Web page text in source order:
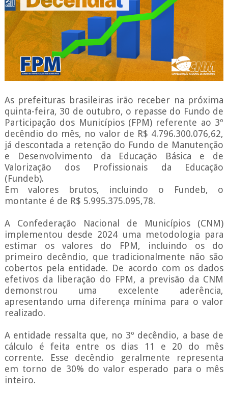
As prefeituras brasileiras irão receber na próxima
quinta-feira, 30 de outubro, o repasse do Fundo de
Participação dos Municípios (FPM) referente ao 3º
decêndio do mês, no valor de R$ 4.796.300.076,62,
já descontada a retenção do Fundo de Manutenção
e Desenvolvimento da Educação Básica e de
Valorização dos Profissionais da Educação
(Fundeb).
Em valores brutos, incluindo o Fundeb, o
montante é de R$ 5.995.375.095,78.
A Confederação Nacional de Municípios (CNM)
implementou desde 2024 uma metodologia para
estimar os valores do FPM, incluindo os do
primeiro decêndio, que tradicionalmente não são
cobertos pela entidade. De acordo com os dados
efetivos da liberação do FPM, a previsão da CNM
demonstrou uma excelente aderência,
apresentando uma diferença mínima para o valor
realizado.
A entidade ressalta que, no 3º decêndio, a base de
cálculo é feita entre os dias 11 e 20 do mês
corrente. Esse decêndio geralmente representa
em torno de 30% do valor esperado para o mês
inteiro.